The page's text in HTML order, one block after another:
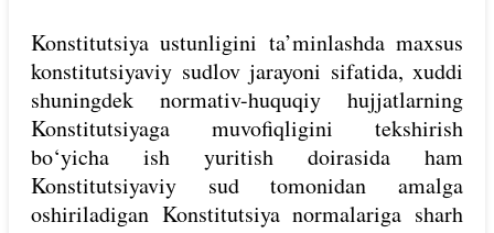
Konstitutsiya ustunligini ta’minlashda maxsus
konstitutsiyaviy sudlov jarayoni sifatida, xuddi
shuningdek normativ-huquqiy hujjatlarning
Konstitutsiyaga muvofiqligini tekshirish
bo‘yicha ish yuritish doirasida ham
Konstitutsiyaviy sud tomonidan amalga
oshiriladigan Konstitutsiya normalariga sharh